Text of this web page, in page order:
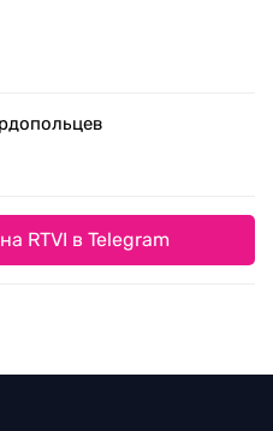
RTVI в Telegram